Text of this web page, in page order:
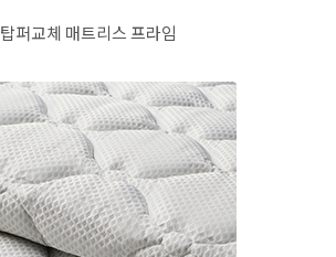
탑퍼교체 매트리스 프라임